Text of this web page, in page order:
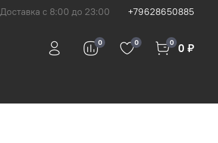
Доставка с 8:00 до 23:00 +79628650885
0 0 0 0 ₽